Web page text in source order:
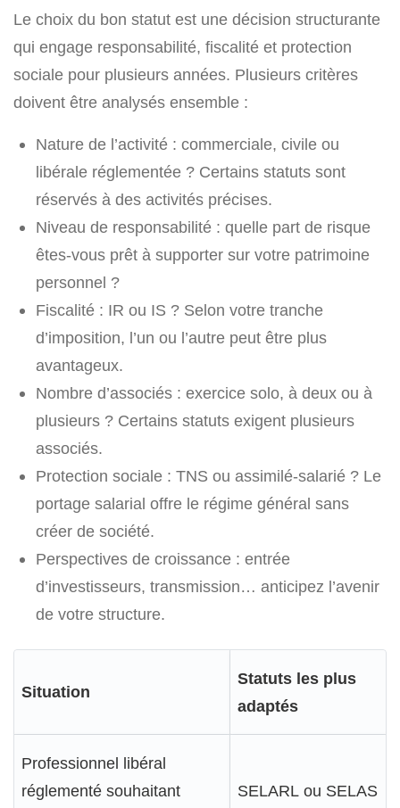
Le choix du bon statut est une décision structurante
qui engage responsabilité, fiscalité et protection
sociale pour plusieurs années. Plusieurs critères
doivent être analysés ensemble :
Nature de l’activité : commerciale, civile ou
libérale réglementée ? Certains statuts sont
réservés à des activités précises.
Niveau de responsabilité : quelle part de risque
êtes-vous prêt à supporter sur votre patrimoine
personnel ?
Fiscalité : IR ou IS ? Selon votre tranche
d’imposition, l’un ou l’autre peut être plus
avantageux.
Nombre d’associés : exercice solo, à deux ou à
plusieurs ? Certains statuts exigent plusieurs
associés.
Protection sociale : TNS ou assimilé-salarié ? Le
portage salarial offre le régime général sans
créer de société.
Perspectives de croissance : entrée
d’investisseurs, transmission… anticipez l’avenir
de votre structure.
Situation
Statuts les plus
adaptés
Professionnel libéral
réglementé souhaitant
SELARL ou SELAS